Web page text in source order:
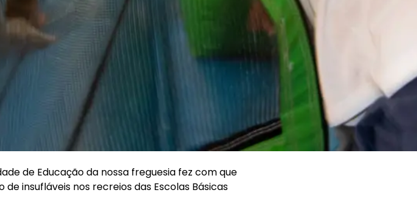
de Educação da nossa freguesia fez com que
insufláveis nos recreios das Escolas Básicas